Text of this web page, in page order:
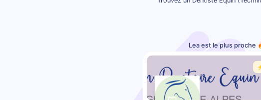
Lea est le plus proche